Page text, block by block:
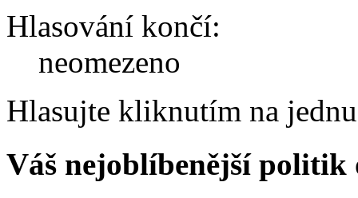
Hlasování končí:
neomezeno
Hlasujte kliknutím na
Váš nejoblíbenější politik